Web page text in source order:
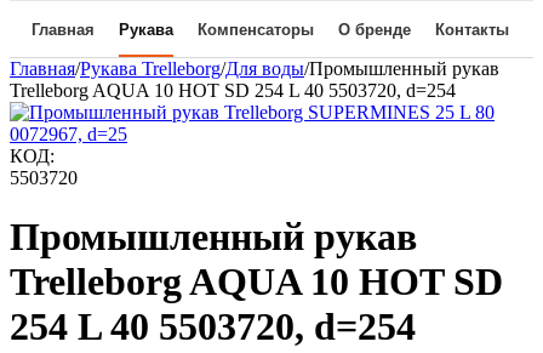
Главная Рукава Компенсаторы О бренде Контакты
Главная/Рукава Trelleborg/Для воды/Промышленный рукав
Trelleborg AQUA 10 HOT SD 254 L 40 5503720, d=254
КОД:
5503720
Промышленный рукав
Trelleborg AQUA 10 HOT SD
254 L 40 5503720, d=254